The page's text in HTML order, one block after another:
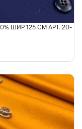
ШИР 125 СМ АРТ. 20-